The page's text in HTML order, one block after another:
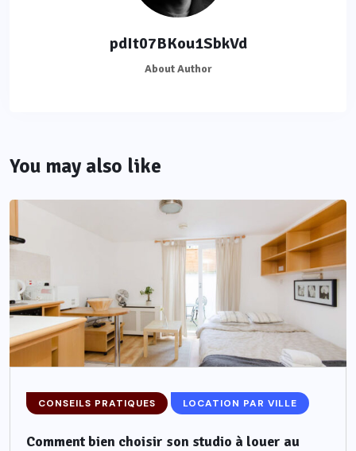
pdIt07BKou1SbkVd
About Author
You may also like
CONSEILS PRATIQUES LOCATION PAR VILLE
Comment bien choisir son studio à louer au